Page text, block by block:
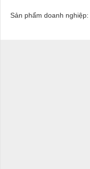
Sản phẩm doanh nghiệp: